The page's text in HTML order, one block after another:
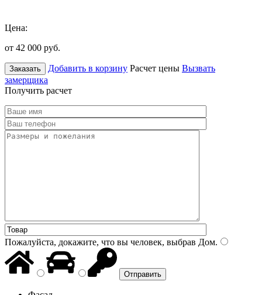
Цена:
от 42 000 руб.
Заказать Добавить в корзину Расчет цены Вызвать
замерщика
Получить расчет
Пожалуйста, докажите, что вы человек, выбрав Дом.